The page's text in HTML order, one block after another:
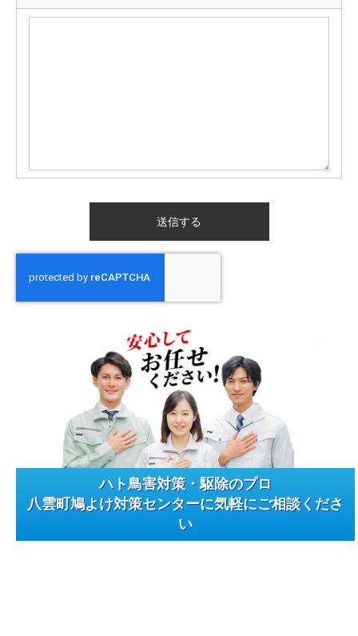
ハト鳥害対策・駆除のプロ
八雲町鳩よけ対策センターに気軽にご相談くださ
い